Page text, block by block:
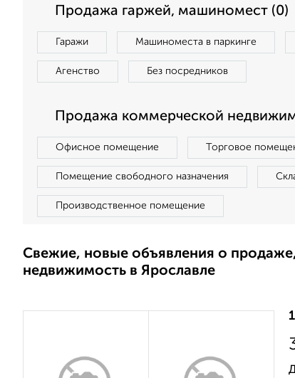
Продажа гаржей, машиномест (0)
Гаражи Машиноместа в паркинге
Агенство Без посредников
Продажа коммерческой
Офисное помещение Торговое
Помещение свободного назначения
Производственное помещение
Свежие, новые объявления о
недвижимость в Ярославле